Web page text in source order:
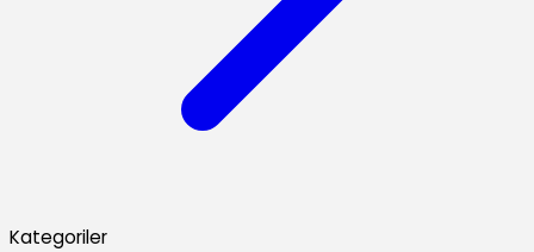
Kategoriler